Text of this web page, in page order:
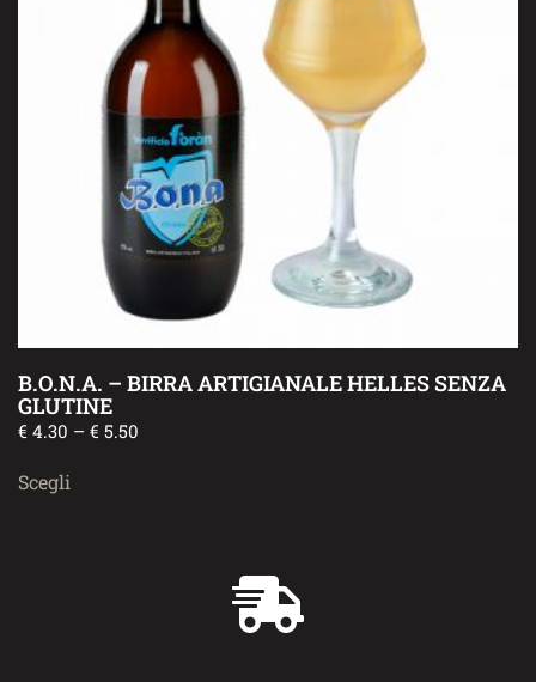
B.O.N.A. – BIRRA ARTIGIANALE HELLES SENZA
GLUTINE
€ 4.30 – € 5.50
Scegli